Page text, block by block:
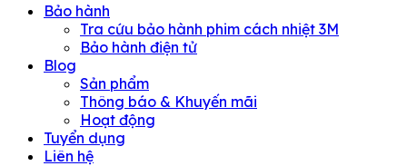
Bảo hành
Tra cứu bảo hành phim cách nhiệt 3M
Bảo hành điện tử
Blog
Sản phẩm
Thông báo & Khuyến mãi
Hoạt động
Tuyển dụng
Liên hệ